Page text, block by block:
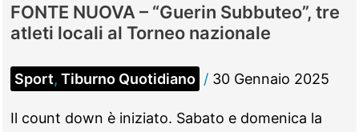
FONTE NUOVA – “Guerin Subbuteo”, tre
atleti locali al Torneo nazionale
Sport, Tiburno Quotidiano / 30 Gennaio 2025
Il count down è iniziato. Sabato e domenica la